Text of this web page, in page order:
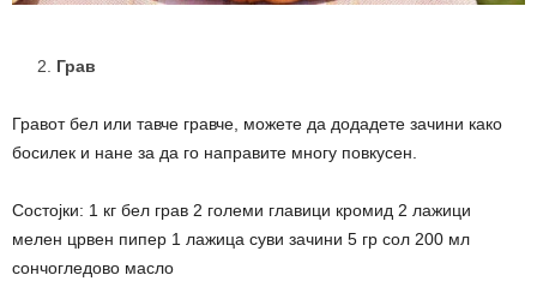
Грав
Гравот бел или тавче гравче, можете да додадете зачини како
босилек и нане за да го направите многу повкусен.
Состојки: 1 кг бел грав 2 големи главици кромид 2 лажици
мелен црвен пипер 1 лажица суви зачини 5 гр сол 200 мл
сончогледово масло